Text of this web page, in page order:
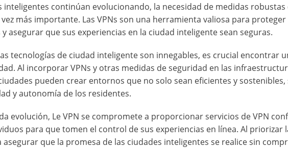
inteligentes continúan evolucionando, la necesidad de medidas
más importante. Las VPNs son una herramienta valiosa para
asegurar que sus experiencias en la ciudad inteligente sean seguras.
tecnologías de ciudad inteligente son innegables, es crucial encontrar
Al incorporar VPNs y otras medidas de seguridad en las
pueden crear entornos que no solo sean eficientes y
y autonomía de los residentes.
evolución, Le VPN se compromete a proporcionar servicios de VPN
para que tomen el control de sus experiencias en línea. Al priorizar
asegurar que la promesa de las ciudades inteligentes se realice sin